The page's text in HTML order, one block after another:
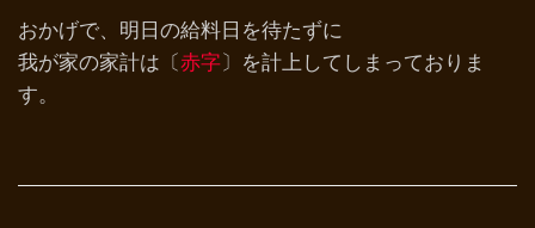
おかげで、明日の給料日を待たずに
我が家の家計は〔赤字〕を計上してしまっておりま
す。